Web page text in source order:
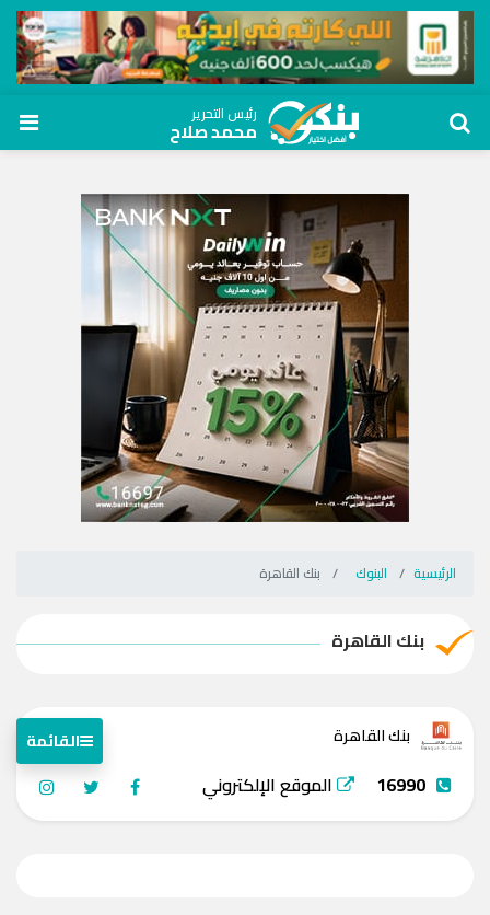
رئيس التحرير
محمد صلاح
الرئيسية البنوك بنك القاهرة
بنك القاهرة
بنك القاهرة القائمة
16990 الموقع الإلكتروني